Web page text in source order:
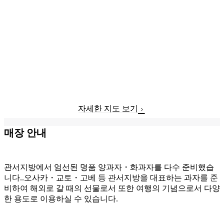
자세한 지도 보기
매장 안내
관서지방에서 엄선된 명품 양과자・화과자를 다수 준비했습
니다..오사카・교토・고베 등 관서지방을 대표하는 과자를 준
비하여 해외로 갈 때의 선물로서 또한 여행의 기념으로서 다양
한 용도로 이용하실 수 있습니다.